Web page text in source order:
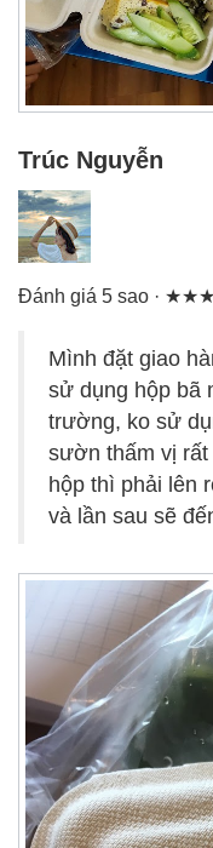
Trúc Nguyễn
Đánh giá 5 sao ·
Mình đặt giao
sử dụng hộp bã
trường, ko sử
sườn thấm vị
hộp thì phải lên
và lần sau sẽ